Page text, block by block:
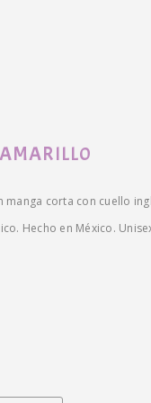
manga corta con cuello
Hecho en México.